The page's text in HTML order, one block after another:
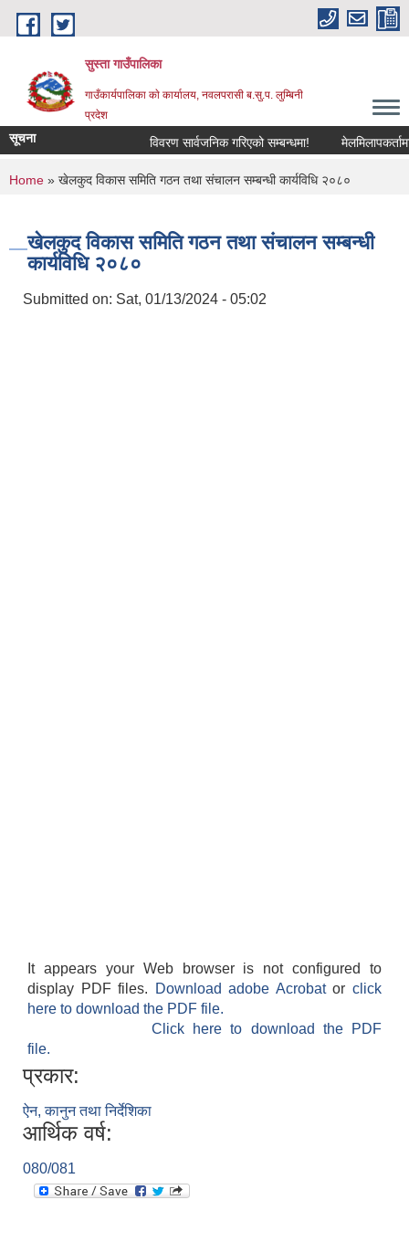
Skip to main content
सुस्ता गाउँपालिका
गाउँकार्यपालिका काे कार्यालय, नवलपरासी ब.सु.प. लुम्बिनी
प्रदेश
सूचना विवरण सार्वजनिक गरिएको सम्बन्धमा!
You are here
Home » खेलकुद विकास समिति गठन तथा संचालन सम्बन्धी कार्यविधि २०८०
खेलकुद विकास समिति गठन तथा संचालन सम्बन्धी
कार्यविधि २०८०
Submitted on: Sat, 01/13/2024 - 05:02
It appears your Web browser is not configured to
display PDF files.
Download adobe Acrobatorclick
here to download the PDF file.
Click here to download the PDF
file.
प्रकार:
ऐन, कानुन तथा निर्देशिका
आर्थिक वर्ष:
080/081